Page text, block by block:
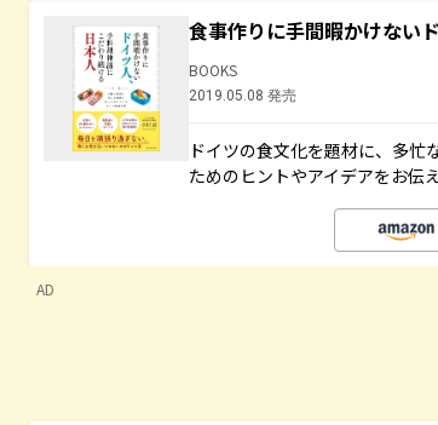
食事作りに手間暇かけない
BOOKS
2019.05.08 発売
ドイツの食文化を題材に、多
ためのヒントやアイデアをお伝え
AD